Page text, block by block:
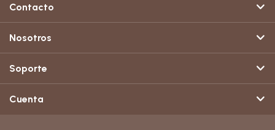
Contacto
Nosotros
Soporte
Cuenta